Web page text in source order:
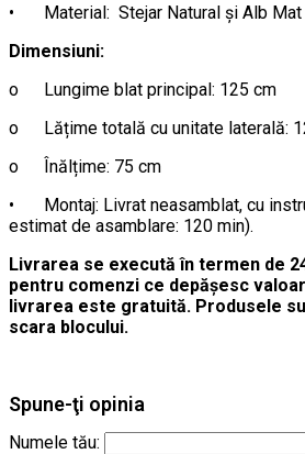
•
Material: Stejar Natural și Alb Mat
Dimensiuni:
o
Lungime blat principal: 125 cm
o
Lățime totală cu unitate laterală:
o
Înălțime: 75 cm
•
Montaj: Livrat neasamblat, cu
estimat de asamblare: 120 min).
Livrarea se execută în termen de
pentru comenzi ce depășesc
livrarea este gratuită. Produsele
scara blocului.
Spune-ţi opinia
Numele tău: